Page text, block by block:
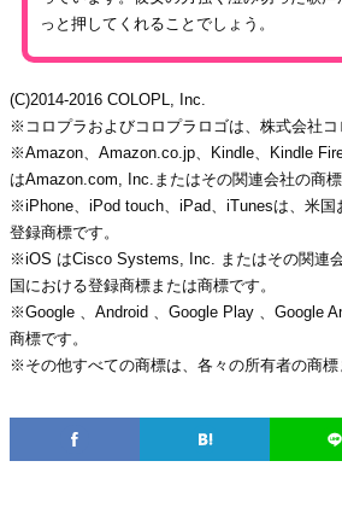
っと押してくれることでしょう。
(C)2014-2016 COLOPL, Inc.
※コロプラおよびコロプラロゴは、株式会社コ
※Amazon、Amazon.co.jp、Kindle、Kindle
はAmazon.com, Inc.またはその関連会社の商標
※iPhone、iPod touch、iPad、iTunesは、米
登録商標です。
※iOS はCisco Systems, Inc. またはその関連
国における登録商標または商標です。
※Google 、Android 、Google Play 、Google
商標です。
※その他すべての商標は、各々の所有者の商標